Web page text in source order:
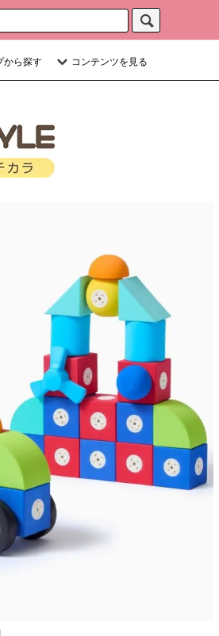
から探す コンテンツを見る